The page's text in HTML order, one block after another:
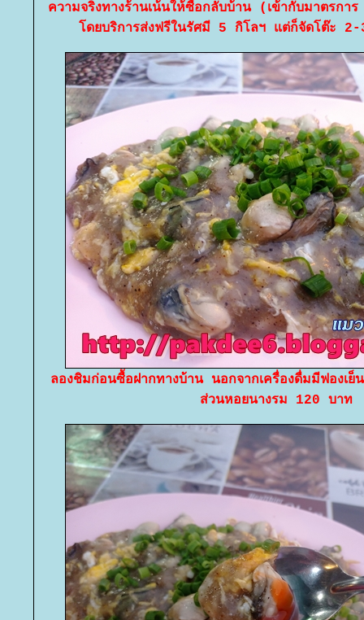
ความจริงทางร้านเน้นให้ซื้อกลับบ้าน (เข้ากับมาตรก
ดยบริการส่งฟรีในรัศมี 5 กิโลฯ แต่ก็จัดโต๊ะ 2-
ลองชิมก่อนซื้อฝากทางบ้าน นอกจากเครื่องดื่มมีฟอง
ส่วนหอยนางรม 120 บาท